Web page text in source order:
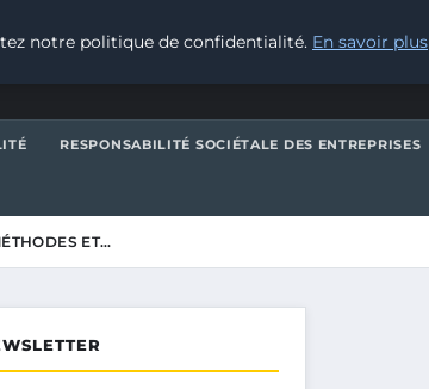
RESPONSABILITÉ SOCIÉTALE DES ENTREPRISES
ET…
notre politique de confidentialité. En savoir plus